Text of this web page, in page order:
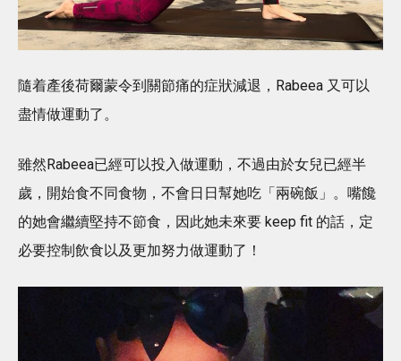
隨着產後荷爾蒙令到關節痛的症狀減退，Rabeea 又可以
盡情做運動了。
雖然Rabeea已經可以投入做運動，不過由於女兒已經半
歲，開始食不同食物，不會日日幫她吃「兩碗飯」。嘴饞
的她會繼續堅持不節食，因此她未來要 keep fit 的話，定
必要控制飲食以及更加努力做運動了！